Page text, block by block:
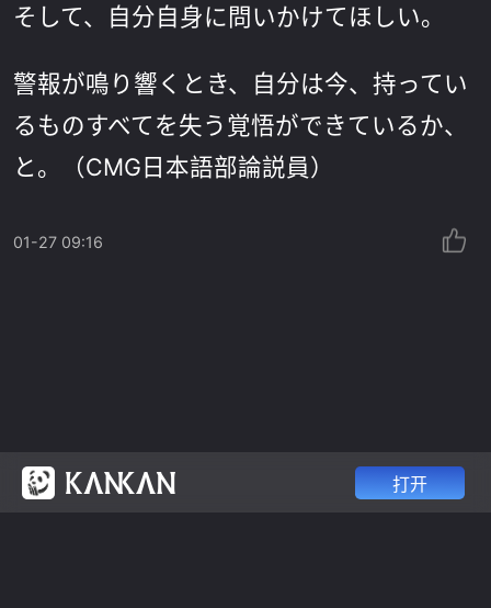
そして、自分自身に問いかけてほしい。
警報が鳴り響くとき、自分は今、持ってい
るものすべてを失う覚悟ができているか、
と。（CMG日本語部論説員）
01-27 09:16
打开